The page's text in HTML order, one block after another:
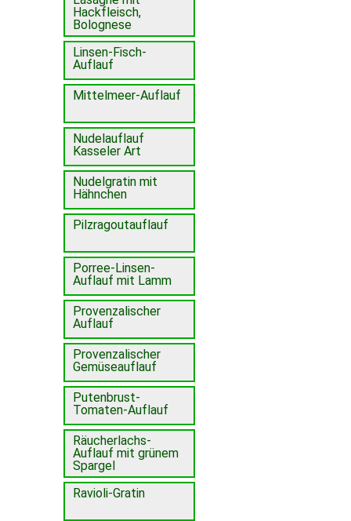
Hackfleisch,
Bolognese
Linsen-Fisch-
Auflauf
Mittelmeer-Auflauf
Nudelauflauf
Kasseler Art
Nudelgratin mit
Hähnchen
Pilzragoutauflauf
Porree-Linsen-
Auflauf mit Lamm
Provenzalischer
Auflauf
Provenzalischer
Gemüseauflauf
Putenbrust-
Tomaten-Auflauf
Räucherlachs-
Auflauf mit grünem
Spargel
Ravioli-Gratin